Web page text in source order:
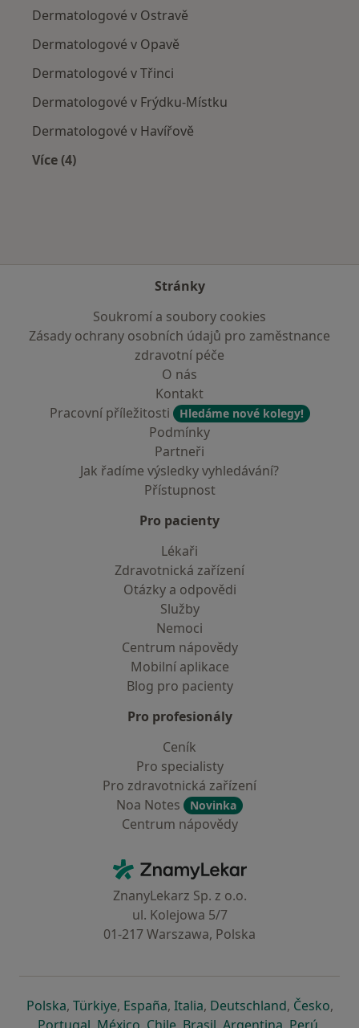
Dermatologové v Ostravě
Dermatologové v Opavě
Dermatologové v Třinci
Dermatologové v Frýdku-Místku
Dermatologové v Havířově
Více (4)
Stránky
Soukromí a soubory cookies
Zásady ochrany osobních údajů pro zaměstnance
zdravotní péče
O nás
Kontakt
Pracovní příležitosti
Hledáme nové kolegy!
Podmínky
Partneři
Jak řadíme výsledky vyhledávání?
Přístupnost
Pro pacienty
Lékaři
Zdravotnická zařízení
Otázky a odpovědi
Služby
Nemoci
Centrum nápovědy
Mobilní aplikace
Blog pro pacienty
Pro profesionály
Ceník
Pro specialisty
Pro zdravotnická zařízení
Noa Notes
Novinka
Centrum nápovědy
ZnamyLekar - Hlavní stránka
ZnanyLekarz Sp. z o.o.
ul. Kolejowa 5/7
01-217 Warszawa, Polska
Polskase otevře v nové záložce
, Türkiyese otevře v nové záložce
, Españase otevře v nové záložce
, Italiase otevře v nové záložce
, Deutschlandse otevře v
, Českose
,
se otevře v nové záložce
se otevře v nové záložce
se otevře v nové záložce
se otevře v novése otevře v